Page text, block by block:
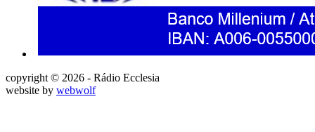
copyright © 2026 - Rádio Ecclesia
website by webwolf